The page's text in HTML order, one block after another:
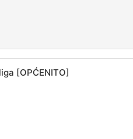
[OPĆENITO]